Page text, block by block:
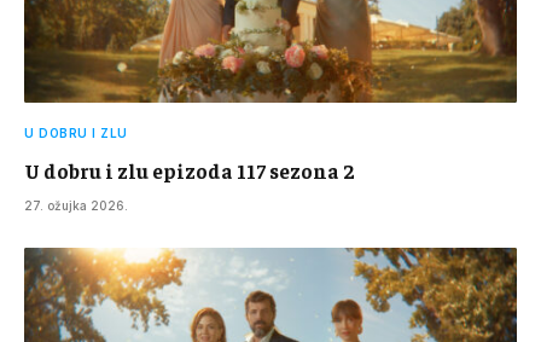
U DOBRU I ZLU
U dobru i zlu epizoda 117 sezona 2
27. ožujka 2026.